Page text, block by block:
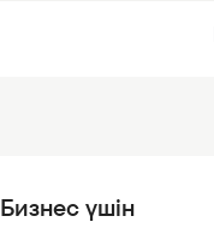
Бизнес үшін